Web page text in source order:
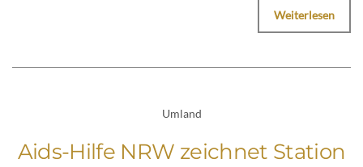
Weiterlesen
Umland
Aids-Hilfe NRW zeichnet Station